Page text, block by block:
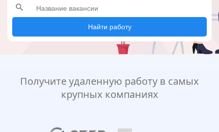
search
Найти работу
Получите удаленную работу в самых
крупных компаниях